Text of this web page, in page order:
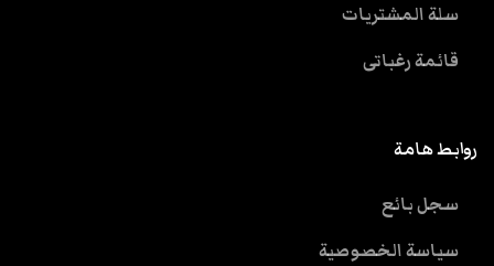
سلة المشتريات
قائمة رغباتى
روابط هامة
سجل بائع
سياسة الخصوصية